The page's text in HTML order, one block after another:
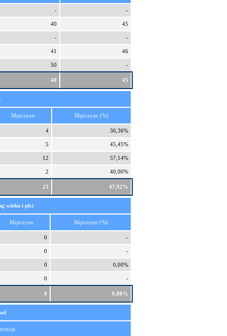
- -
40 45
- -
41 46
50 -
40 45
Mężczyzn Mężczyzn (%)
4 36,36%
5 45,45%
12 57,14%
2 40,00%
23 47,92%
wieku i płci
Mężczyzn Mężczyzn (%)
0 -
0 -
0 0,00%
0 -
0 0,00%